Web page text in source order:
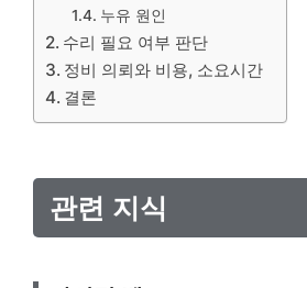
누유 원인
수리 필요 여부 판단
정비 의뢰와 비용, 소요시간
결론
관련 지식